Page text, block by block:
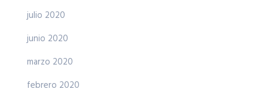
julio 2020
junio 2020
marzo 2020
febrero 2020